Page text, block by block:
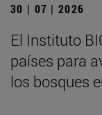
30 | 07 | 2026
El Instituto
países para
los bosques